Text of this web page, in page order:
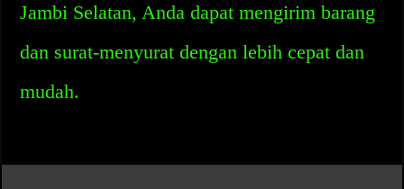
Jambi Selatan, Anda dapat mengirim barang
dan surat-menyurat dengan lebih cepat dan
mudah.